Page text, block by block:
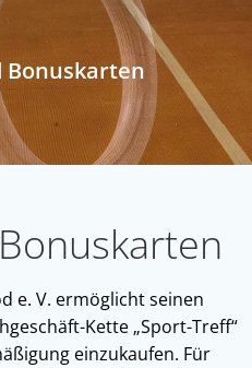
Bonuskarten
e. V. ermöglicht seinen
Kette „Sport-Treff“
einzukaufen. Für